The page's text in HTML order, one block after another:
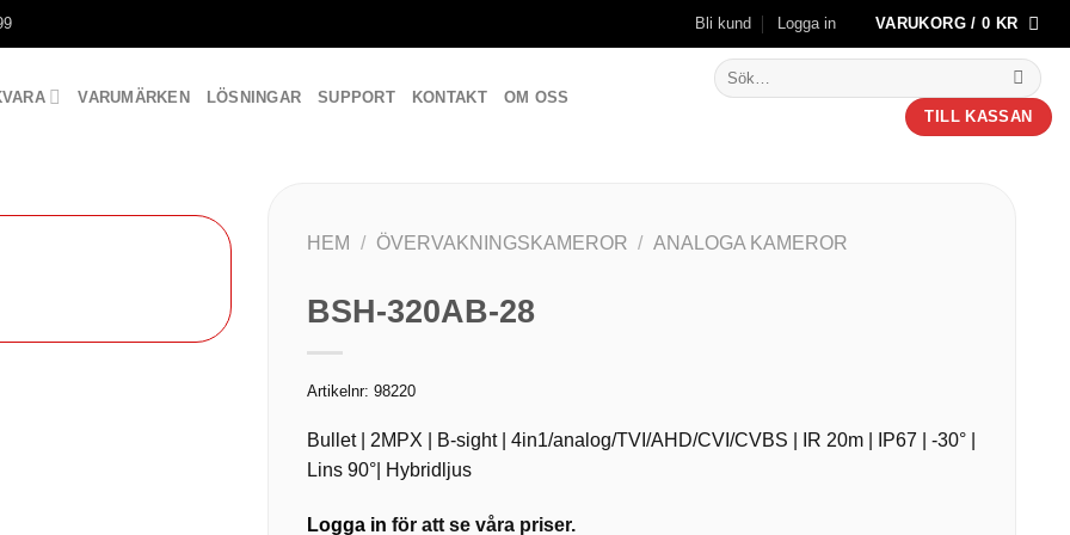
Bli kund Logga in VARUKORG /0 KR
VARUMÄRKEN LÖSNINGAR SUPPORT KONTAKT OM OSS
Sök
efter:
TILL KASSAN
HEM / ÖVERVAKNINGSKAMEROR / ANALOGA KAMEROR
BSH-320AB-28
Artikelnr: 98220
Bullet | 2MPX | B-sight | 4in1/analog/TVI/AHD/CVI/CVBS | IR 20m | IP67 | -30° |
Lins 90°| Hybridljus
Logga in för att se våra priser.